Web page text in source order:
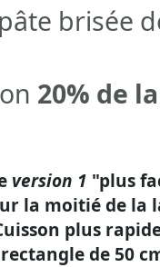
brisée
20% de
version 1 "plus
la moitié de la
plus
de 50